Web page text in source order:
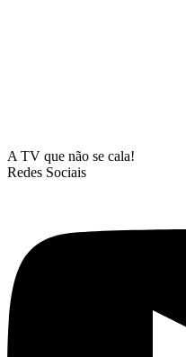
A TV que não se cala!
Redes Sociais